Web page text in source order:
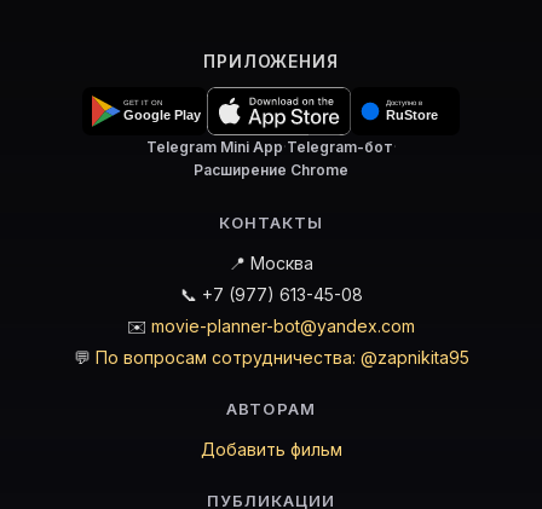
ПРИЛОЖЕНИЯ
Telegram Mini App·Telegram-бот·
Расширение Chrome
КОНТАКТЫ
📍 Москва
📞 +7 (977) 613-45-08
✉️ movie-planner-bot@yandex.com
💬 По вопросам сотрудничества: @zapnikita95
АВТОРАМ
Добавить фильм
ПУБЛИКАЦИИ